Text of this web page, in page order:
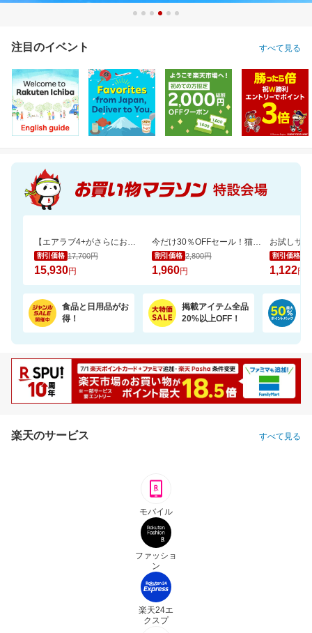
注目のイベント すべて見る
【エアラブ4+がさらにお得に！数量限定でポーチプレゼントも】エアラブ5/4+ 2個セット
割引価格 17,700円
15,930円
今だけ30％OFFセール！猫砂鉱物タイプ＼約一か月490円／【楽天オリジナル】
割引価格 2,800円
1,960円
割引価格
1,122円
食品と日用品がお
得！
掲載アイテム全品
20%以上OFF！
楽天のサービス すべて見る
モバイル
ファッショ
ン
楽天24エ
クスプ